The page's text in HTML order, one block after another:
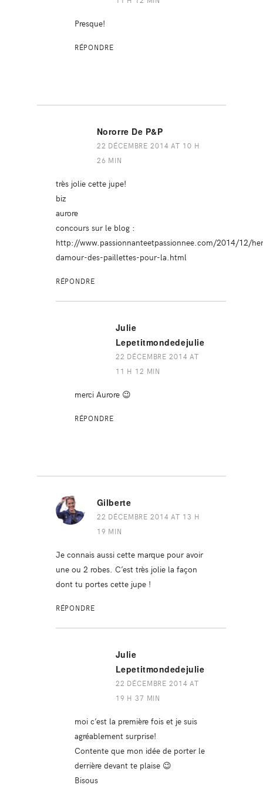
Presque!
RÉPONDRE
Nororre De P&P
22 DÉCEMBRE 2014 AT 10 H
26 MIN
très jolie cette jupe!
biz
aurore
concours sur le blog :
http://www.passionnanteetpassionnee.com/2014/12/
damour-des-paillettes-pour-la.html
RÉPONDRE
Julie
Lepetitmondedejulie
22 DÉCEMBRE 2014 AT
11 H 12 MIN
merci Aurore 😉
RÉPONDRE
Gilberte
22 DÉCEMBRE 2014 AT 13 H
19 MIN
Je connais aussi cette marque pour avoir
une ou 2 robes. C’est très jolie la façon
dont tu portes cette jupe !
RÉPONDRE
Julie
Lepetitmondedejulie
22 DÉCEMBRE 2014 AT
19 H 37 MIN
moi c’est la première fois et je suis
agréablement surprise!
Contente que mon idée de porter le
derrière devant te plaise 😉
Bisous